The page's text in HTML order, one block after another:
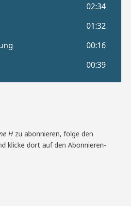
H zu abonnieren, folge den
klicke dort auf den Abonnieren-